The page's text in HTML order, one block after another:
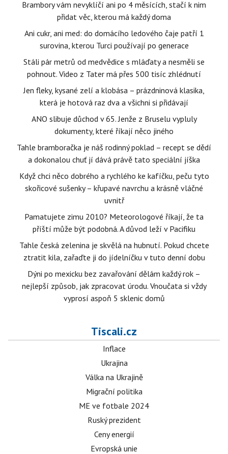
Brambory vám nevyklíčí ani po 4 měsících, stačí k nim
přidat věc, kterou má každý doma
Ani cukr, ani med: do domácího ledového čaje patří 1
surovina, kterou Turci používají po generace
Stáli pár metrů od medvědice s mláďaty a nesměli se
pohnout. Video z Tater má přes 500 tisíc zhlédnutí
Jen fleky, kysané zelí a klobása – prázdninová klasika,
která je hotová raz dva a všichni si přidávají
ANO slibuje důchod v 65. Jenže z Bruselu vypluly
dokumenty, které říkají něco jiného
Tahle bramboračka je náš rodinný poklad – recept se dědí
a dokonalou chuť jí dává právě tato speciální jíška
Když chci něco dobrého a rychlého ke kafíčku, peču tyto
skořicové sušenky – křupavé navrchu a krásně vláčné
uvnitř
Pamatujete zimu 2010? Meteorologové říkají, že ta
příští může být podobná. A důvod leží v Pacifiku
Tahle česká zelenina je skvělá na hubnutí. Pokud chcete
ztratit kila, zařaďte ji do jídelníčku v tuto denní dobu
Dýni po mexicku bez zavařování dělám každý rok –
nejlepší způsob, jak zpracovat úrodu. Vnoučata si vždy
vyprosí aspoň 5 sklenic domů
Tiscali.cz
Inflace
Ukrajina
Válka na Ukrajině
Migrační politika
ME ve fotbale 2024
Ruský prezident
Ceny energií
Evropská unie